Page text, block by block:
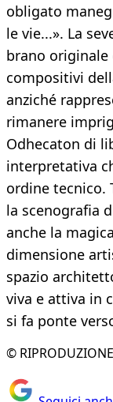
obligato
le vie...». La
brano
compositivi
anziché
rimanere
Odhecaton di
interpretativa
ordine tecnico.
la scenografia
anche la
dimensione
spazio
viva e attiva in
si fa ponte
© RIPRODUZIONE